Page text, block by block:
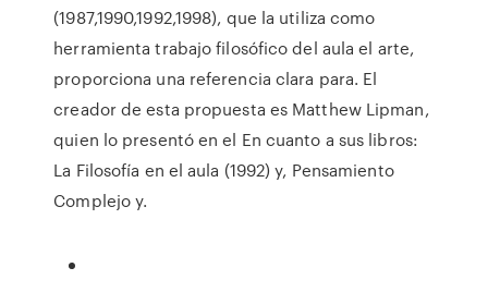
(1987,1990,1992,1998), que la utiliza como
herramienta trabajo filosófico del aula el arte,
proporciona una referencia clara para. El
creador de esta propuesta es Matthew Lipman,
quien lo presentó en el En cuanto a sus libros:
La Filosofía en el aula (1992) y, Pensamiento
Complejo y.